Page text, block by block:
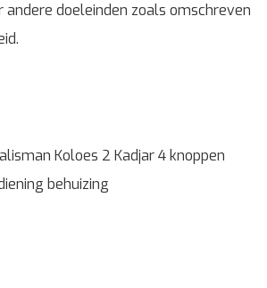
andere doeleinden zoals omschreven
.
Koloes 2 Kadjar 4 knoppen
behuizing